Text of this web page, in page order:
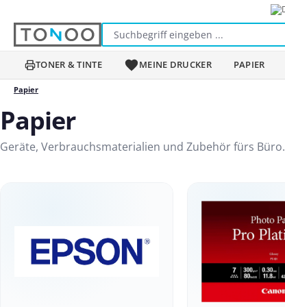
TONER & TINTE MEINE DRUCKER PAPIER
Papier
Papier
Geräte, Verbrauchsmaterialien und Zubehör fürs Büro.